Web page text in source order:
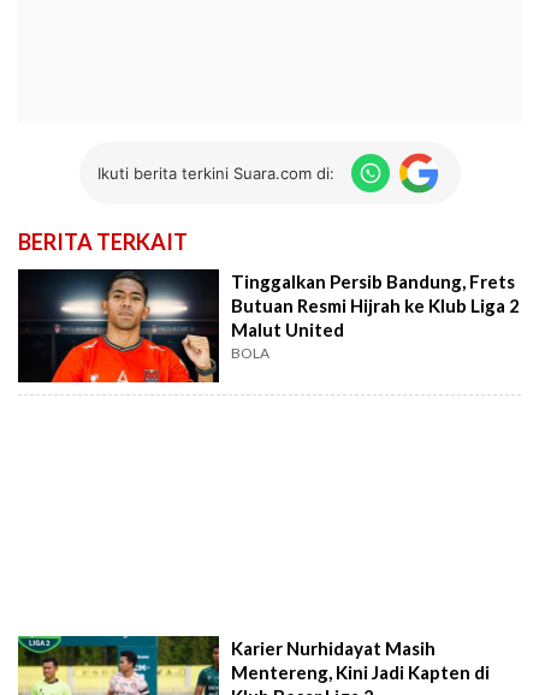
Ikuti berita terkini Suara.com di:
BERITA TERKAIT
Tinggalkan Persib Bandung, Frets
Butuan Resmi Hijrah ke Klub Liga 2
Malut United
BOLA
Karier Nurhidayat Masih
Mentereng, Kini Jadi Kapten di